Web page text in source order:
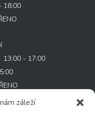
záleží
18:00
13:00 - 17:00